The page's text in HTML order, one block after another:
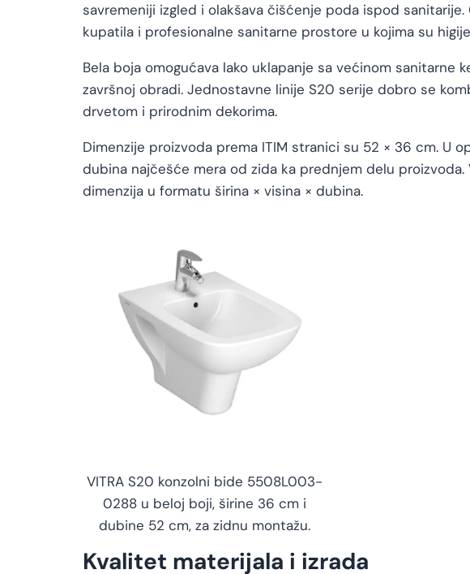
savremeniji izgled i olakšava čišćenje poda ispod
kupatila i profesionalne sanitarne prostore u kojima su
Bela boja omogućava lako uklapanje sa većinom sanitarne
završnoj obradi. Jednostavne linije S20 serije dobro se
drvetom i prirodnim dekorima.
Dimenzije proizvoda prema ITIM stranici su 52 × 36 cm. U
dubina najčešće mera od zida ka prednjem delu
dimenzija u formatu širina × visina × dubina.
VITRA S20 konzolni bide 5508L003-
0288 u beloj boji, širine 36 cm i
dubine 52 cm, za zidnu montažu.
Kvalitet materijala i izrada